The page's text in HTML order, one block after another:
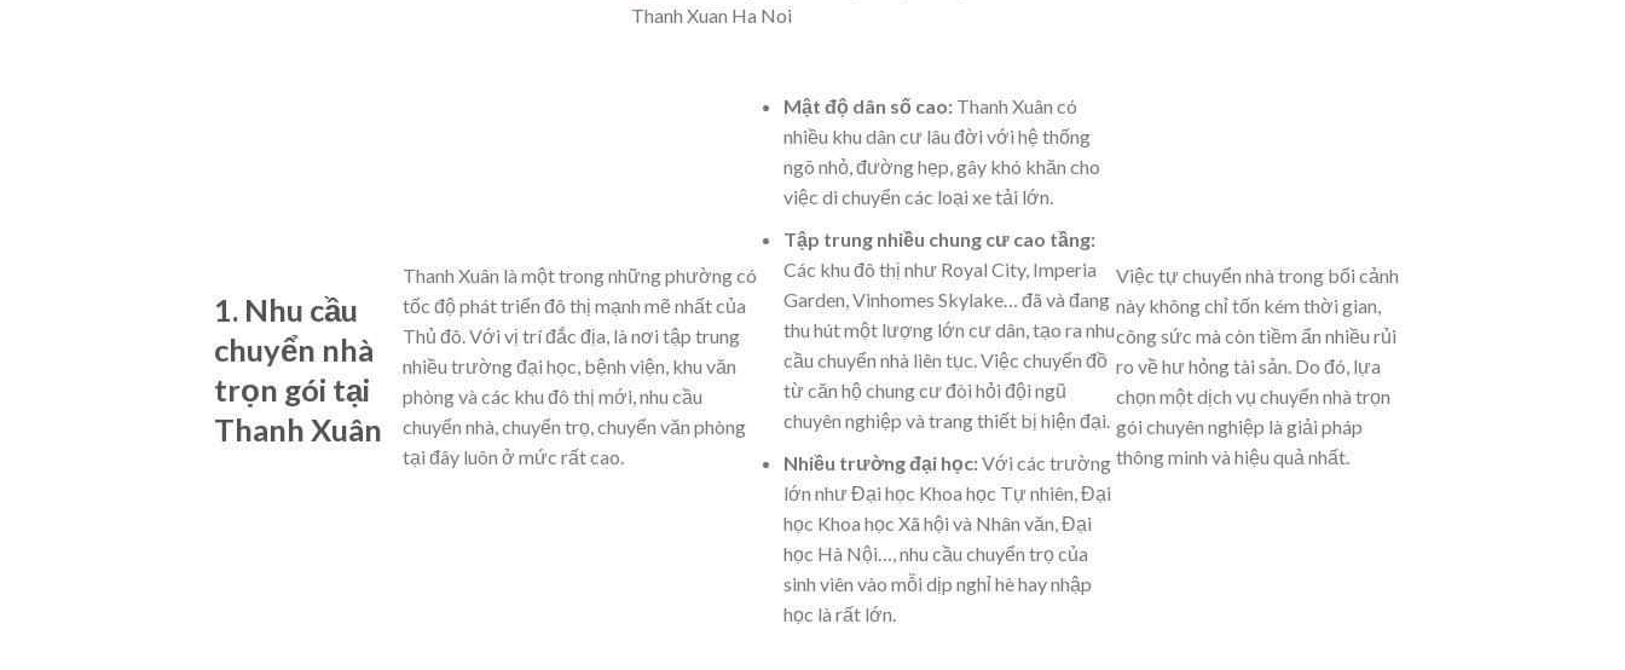
1. Nhu cầu
chuyển nhà
trọn gói tại
Thanh Xuân
Thanh Xuân là một trong những phường có
tốc độ phát triển đô thị mạnh mẽ nhất của
Thủ đô. Với vị trí đắc địa, là nơi tập trung
nhiều trường đại học, bệnh viện, khu văn
phòng và các khu đô thị mới, nhu cầu
chuyển nhà, chuyển trọ, chuyển văn phòng
tại đây luôn ở mức rất cao.
Mật độ dân số cao: Thanh Xuân có
nhiều khu dân cư lâu đời với hệ thống
ngõ nhỏ, đường hẹp, gây khó khăn cho
việc di chuyển các loại xe tải lớn.
Tập trung nhiều chung cư cao tầng:
Các khu đô thị như Royal City, Imperia
Garden, Vinhomes Skylake… đã và đang
thu hút một lượng lớn cư dân, tạo ra nhu
cầu chuyển nhà liên tục. Việc chuyển đồ
từ căn hộ chung cư đòi hỏi đội ngũ
chuyên nghiệp và trang thiết bị hiện đại.
Nhiều trường đại học:Với các trường
lớn như Đại học Khoa học Tự nhiên, Đại
học Khoa học Xã hội và Nhân văn, Đại
học Hà Nội…, nhu cầu chuyển trọ của
sinh viên vào mỗi dịp nghỉ hè hay nhập
học là rất lớn.
Việc tự chuyển nhà trong bối cảnh
này không chỉ tốn kém thời gian,
công sức mà còn tiềm ẩn nhiều rủi
ro về hư hỏng tài sản. Do đó, lựa
chọn một dịch vụ chuyển nhà trọn
gói chuyên nghiệp là giải pháp
thông minh và hiệu quả nhất.